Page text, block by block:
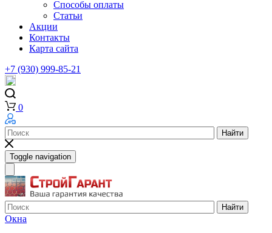
Способы оплаты
Статьи
Акции
Контакты
Карта сайта
+7 (930) 999-85-21
0
Найти
Toggle navigation
Найти
Окна